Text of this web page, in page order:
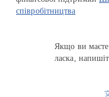
співробітництва
Якщо ви маєте
ласка,